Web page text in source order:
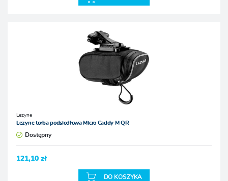
Lezyne
Lezyne torba podsiodłowa Micro Caddy M QR
Dostępny
121,10 zł
DO KOSZYKA